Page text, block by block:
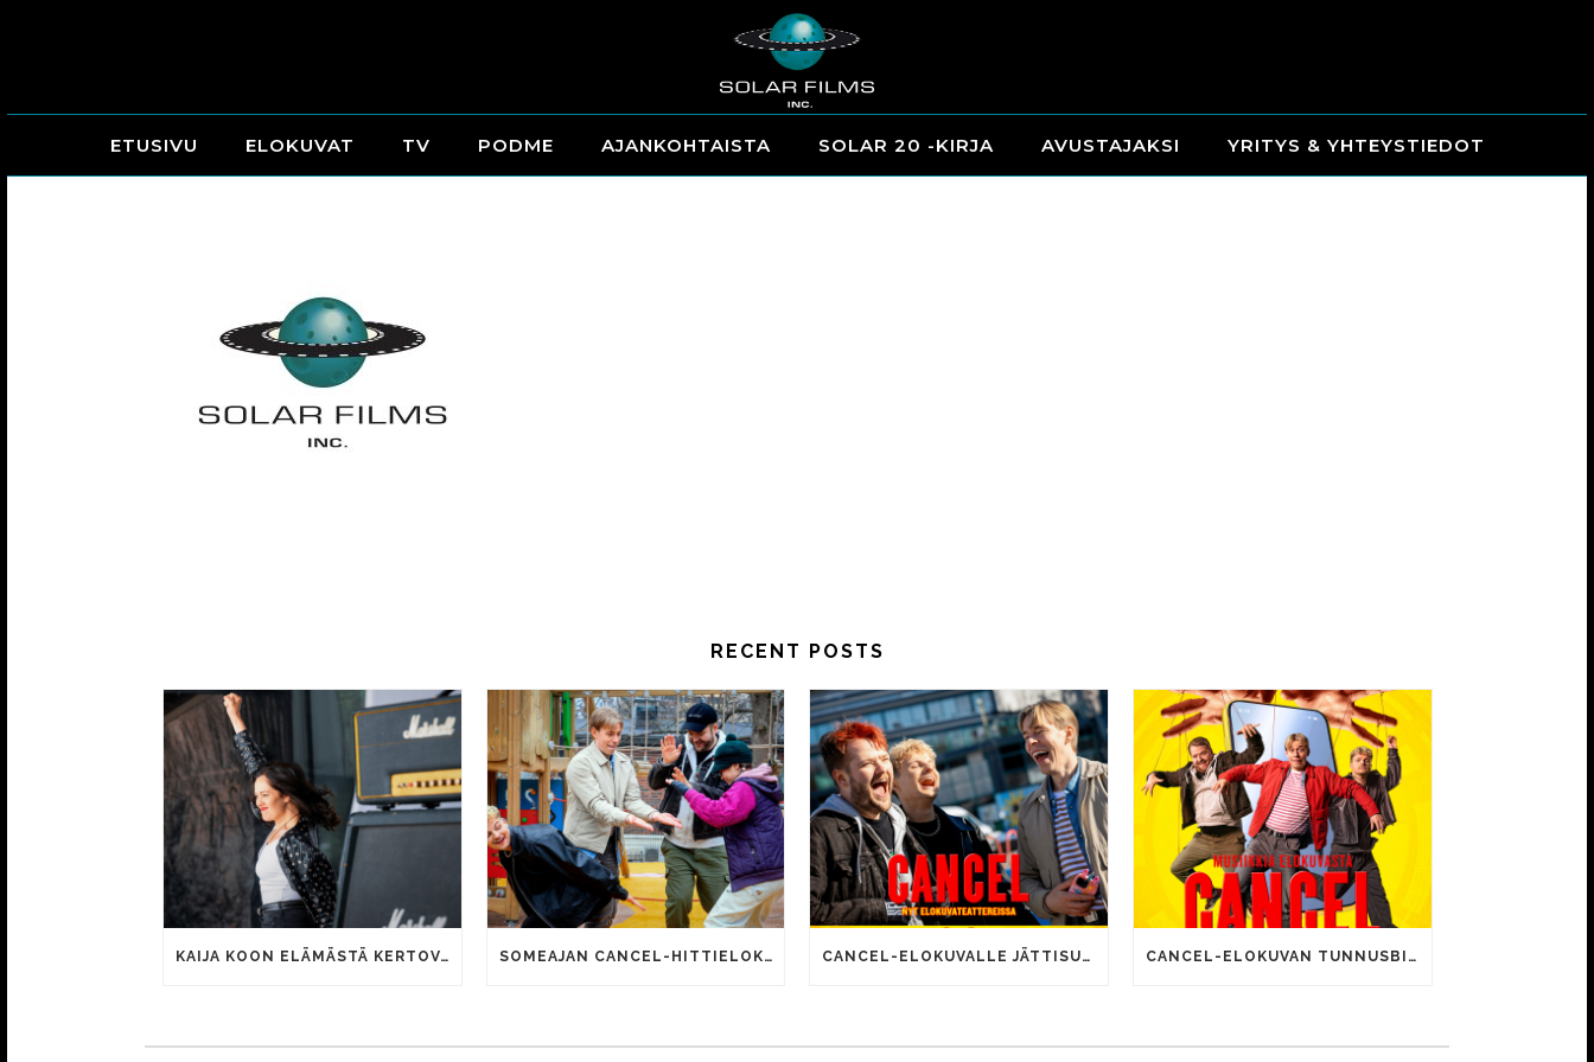
ETUSIVU ELOKUVAT TV PODME AJANKOHTAISTA SOLAR 20 -KIRJA AVUSTAJAKSI YRITYS & YHTEYSTIEDOT
RECENT POSTS
KAIJA KOON ELÄMÄSTÄ KERTOVAN KAUNIS RIETAS ONNELLINEN -ELOKUVAN TRAILER JULKI SOMEAJAN CANCEL-HITTIELOKUVALLA 100 000 KATSOJAA! CANCEL-ELOKUVALLE JÄTTISUOSIO – AVAUSPÄIVÄNÄ JO 15 492 KATSOJAA! CANCEL-ELOKUVAN TUNNUSBIISIN LYRIIKOISSA TUTTUJA MEEMIHOKEMIA YOUTUBE-VIDEOILTA!